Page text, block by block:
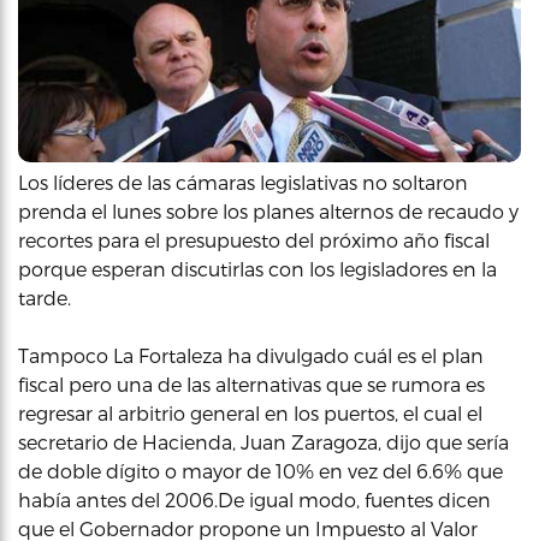
Los líderes de las cámaras legislativas no soltaron
prenda el lunes sobre los planes alternos de recaudo y
recortes para el presupuesto del próximo año fiscal
porque esperan discutirlas con los legisladores en la
tarde.
Tampoco La Fortaleza ha divulgado cuál es el plan
fiscal pero una de las alternativas que se rumora es
regresar al arbitrio general en los puertos, el cual el
secretario de Hacienda, Juan Zaragoza, dijo que sería
de doble dígito o mayor de 10% en vez del 6.6% que
había antes del 2006.De igual modo, fuentes dicen
que el Gobernador propone un Impuesto al Valor